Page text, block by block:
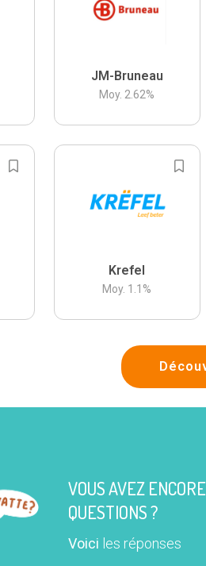
JM-Bruneau
Moy. 2.62%
Krefel
Moy. 1.1 %
VOUS AVEZ
QUESTIONS ?
Voici les réponses